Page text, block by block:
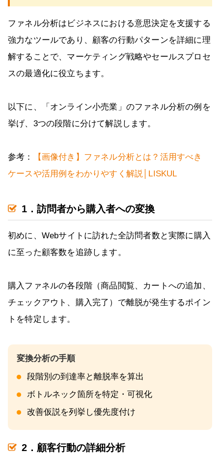
ファネル分析はビジネスにおける意思決定を支援する
強力なツールであり、顧客の行動パターンを詳細に理
解することで、マーケティング戦略やセールスプロセ
スの最適化に役立ちます。
以下に、「オンライン小売業」のファネル分析の例を
挙げ、3つの段階に分けて解説します。
参考：
【画像付き】ファネル分析とは？活用すべき
ケースや活用例をわかりやすく解説│LISKUL
1．訪問者から購入者への変換
初めに、Webサイトに訪れた全訪問者数と実際に購入
に至った顧客数を追跡します。
購入ファネルの各段階（商品閲覧、カートへの追加、
チェックアウト、購入完了）で離脱が発生するポイン
トを特定します。
段階別の到達率と離脱率を算出
ボトルネック箇所を特定・可視化
改善仮説を列挙し優先度付け
2．顧客行動の詳細分析